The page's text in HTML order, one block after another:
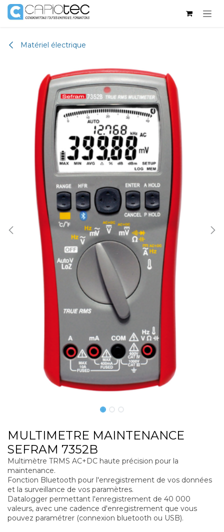
Skip to Content
Matériel électrique
MULTIMETRE MAINTENANCE
SEFRAM 7352B
Multimètre TRMS AC+DC haute précision pour la
maintenance.
Fonction Bluetooth pour l'enregistrement de vos données
et la surveillance de vos paramètres.
Datalogger permettant l'enregistrement de 40 000
valeurs, avec une cadence d'enregistrement que vous
pouvez paramétrer (connexion bluetooth ou USB).